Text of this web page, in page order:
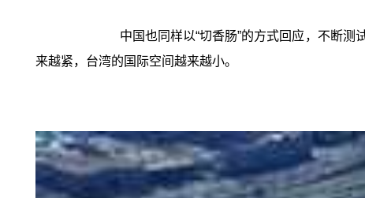
中国也同样以“切香肠”的方式回应，不断
来越紧，台湾的国际空间越来越小。